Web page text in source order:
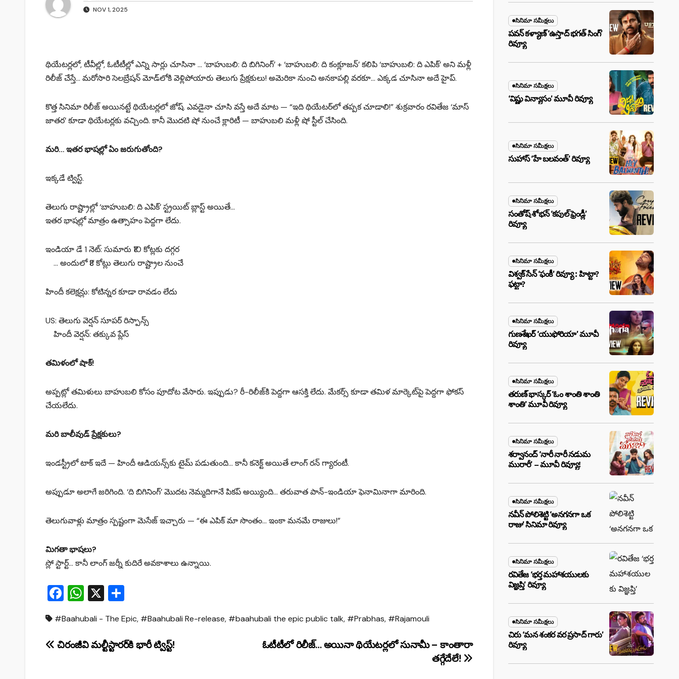
NOV 1, 2025
థియేటర్లలో, టీవీల్లో, ఓటీటీల్లో ఎన్ని సార్లు చూసినా … ‘బాహుబలి: ది బిగినింగ్’ + ‘బాహుబలి: ది కంక్లూజన్’ కలిపి ‘బాహుబలి: ది ఎపిక్’ అని మళ్లీ
రిలీజ్ చేస్తే… మరోసారి సెలబ్రేషన్ మోడ్‌లోకి వెళ్లిపోయారు తెలుగు ప్రేక్షకులు! అమెరికా నుంచి అనకాపల్లి వరకూ… ఎక్కడ చూసినా అదే హైప్.
కొత్త సినిమా రిలీజ్ అయినట్టే థియేటర్లలో జోష్. ఎవడైనా చూసి వస్తే అదే మాట — “ఇది థియేటర్‌లో తప్పక చూడాలి!” శుక్రవారం రవితేజ ‘మాస్
జాతర’ కూడా థియేటర్లకు వచ్చింది. కానీ మొదటి షో నుంచే క్లారిటీ — బాహుబలి మళ్లీ షో స్టీల్ చేసింది.
మరి… ఇతర భాషల్లో ఏం జరుగుతోంది?
ఇక్కడే ట్విస్ట్.
తెలుగు రాష్ట్రాల్లో ‘బాహుబలి: ది ఎపిక్’ స్ట్రయిట్ బ్లాస్ట్ అయితే…
ఇతర భాషల్లో మాత్రం ఉత్సాహం పెద్దగా లేదు.
ఇండియా డే 1 నెట్: సుమారు ₹10 కోట్లకు దగ్గర
… అందులో ₹8 కోట్లు తెలుగు రాష్ట్రాల నుంచే
హిందీ కలెక్షన్లు: కోటిన్నర కూడా రావడం లేదు
US: తెలుగు వెర్షన్ సూపర్ రిస్పాన్స్
హిందీ వెర్షన్: తక్కువ ప్లేస్
తమిళంలో షాక్!
అప్పట్లో తమిళులు బాహుబలి కోసం పూదోట వేసారు. ఇప్పుడు? రీ-రిలీజ్‌కి పెద్దగా ఆసక్తి లేదు. మేకర్స్ కూడా తమిళ మార్కెట్‌పై పెద్దగా ఫోకస్
చేయలేదు.
మరి బాలీవుడ్ ప్రేక్షకులు?
ఇండస్ట్రీలో టాక్ ఇదే — హిందీ ఆడియన్స్‌కు టైమ్ పడుతుంది… కానీ కనెక్ట్ అయితే లాంగ్ రన్ గ్యారంటీ.
అప్పుడూ అలాగే జరిగింది. ‘ది బిగినింగ్’ మొదట నెమ్మదిగానే పికప్ అయ్యింది… తరువాత పాన్-ఇండియా ఫెనామినాగా మారింది.
తెలుగువాళ్లు మాత్రం స్పష్టంగా మెసేజ్ ఇచ్చారు — “ఈ ఎపిక్ మా సొంతం… ఇంకా మనమే రాజులు!”
మిగతా భాషలు?
స్లో స్టార్ట్… కానీ లాంగ్ జర్నీ కుదిరే అవకాశాలు ఉన్నాయి.
F
c
e
W
at
s
X
ar
e
#Baahubali - The Epic, #Baahubali Re-release, #baahubali the epic public talk, #Prabhas, #Rajamouli
Post
ఓటీటీలో రిలీజ్… అయినా థియేటర్లలో సునామీ – కాంతారా
తగ్గేదేలే!
చిరంజీవి మల్టీస్టారర్‌కి భారీ ట్విస్ట్!
సినిమా సమీక్షలు
పవన్ కళ్యాణ్ ‘ఉస్తాద్ భ‌గ‌త్ సింగ్’
రివ్యూ
సినిమా సమీక్షలు
‘విష్ణు విన్యాసం’ మూవీ రివ్యూ
సినిమా సమీక్షలు
సుహాస్ ‘హే బలవంత్’ రివ్యూ
సినిమా సమీక్షలు
సంతోష్ శోభన్ ‘కపుల్ ఫ్రెండ్లీ’
రివ్యూ
సినిమా సమీక్షలు
విశ్వక్ సేన్ ‘ఫంకీ’ రివ్యూ : హిట్టా?
ఫట్టా?
సినిమా సమీక్షలు
గుణశేఖర్ ‘యుఫోరియా’ మూవీ
రివ్యూ
సినిమా సమీక్షలు
తరుణ్ భాస్కర్ ‘ఓం శాంతి శాంతి
శాంతి’ మూవీ రివ్యూ
సినిమా సమీక్షలు
శర్వానంద్ ‘నారీ నారీ నడుమ
మురారీ’ – మూవీ రివ్యూ!
సినిమా సమీక్షలు
నవీన్ పోలిశెట్టి ‘అనగనగా ఒక
రాజు’ సినిమా రివ్యూ
సినిమా సమీక్షలు
రవితేజ ‘భర్త మహాశయులకు
విజ్ఞప్తి’ రివ్యూ
సినిమా సమీక్షలు
చిరు ‘మ‌న శంక‌ర వ‌ర ప్ర‌సాద్ గారు’
రివ్యూ